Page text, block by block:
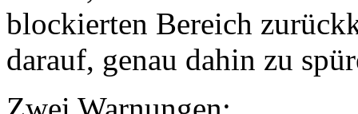
blockierten Bereich
darauf, genau dahin zu